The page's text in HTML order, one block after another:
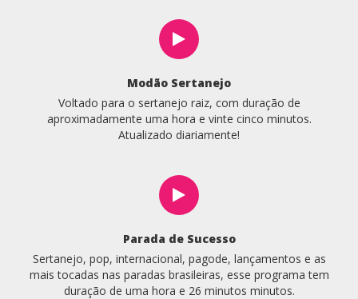
Modão Sertanejo
Voltado para o sertanejo raiz, com duração de
aproximadamente uma hora e vinte cinco minutos.
Atualizado diariamente!
Parada de Sucesso
Sertanejo, pop, internacional, pagode, lançamentos e as
mais tocadas nas paradas brasileiras, esse programa tem
duração de uma hora e 26 minutos minutos.